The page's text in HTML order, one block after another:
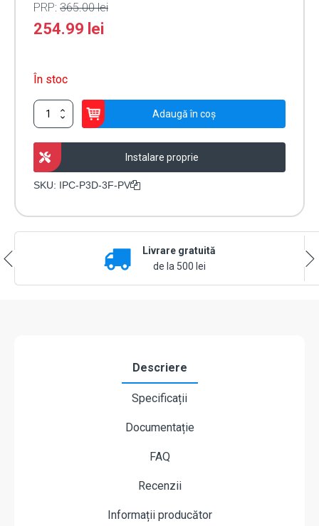
PRP: 365.00lei
254.99 lei
În stoc
Cantitate
Camera
supraveghere
Dahua
SPEED
DH-
IPC-
0280B/0600B-
Adaugă în coș
Instalare proprie
SKU: IPC-P3D-3F-PV
Livrare gratuită
de la 500 lei
Descriere
Specificații
Documentație
FAQ
Recenzii
Informații producător